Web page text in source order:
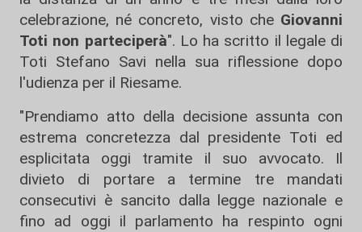
celebrazione, né concreto, visto che Giovanni
Toti non parteciperà". Lo ha scritto il legale di
Toti Stefano Savi nella sua riflessione dopo
l'udienza per il Riesame.
"Prendiamo atto della decisione assunta con
estrema concretezza dal presidente Toti ed
esplicitata oggi tramite il suo avvocato. Il
divieto di portare a termine tre mandati
consecutivi è sancito dalla legge nazionale e
fino ad oggi il parlamento ha respinto ogni